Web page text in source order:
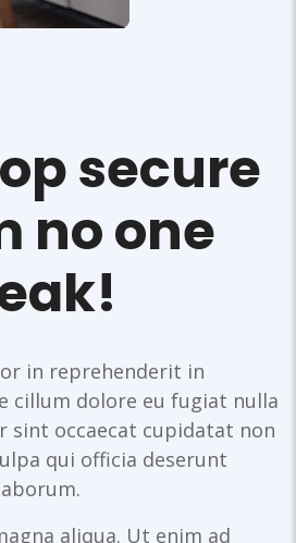
secure
no one
in reprehenderit in
cillum dolore eu fugiat nulla
sint occaecat cupidatat non
qui officia deserunt
aliqua. Ut enim ad